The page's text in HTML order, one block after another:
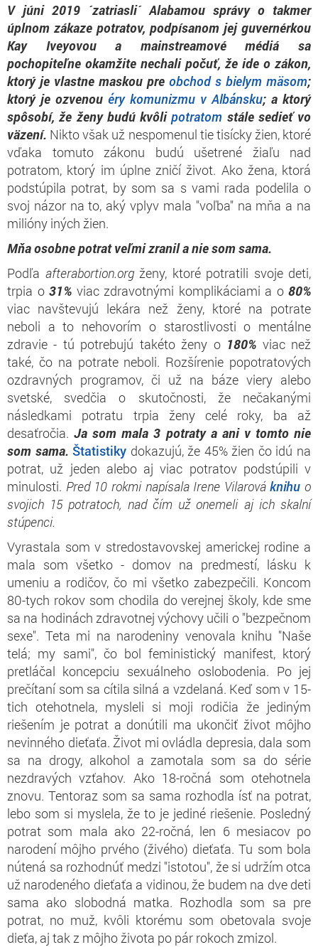
V júni 2019 ´zatriasli´ Alabamou správy o takmer
úplnom zákaze potratov, podpísanom jej guvernérkou
Kay Iveyovou a mainstreamové médiá sa
pochopiteľne okamžite nechali počuť, že ide o zákon,
ktorý je vlastne maskou pre obchod s bielym mäsom;
ktorý je ozvenou éry komunizmu v Albánsku; a ktorý
spôsobí, že ženy budú kvôlipotratom stále sedieť vo
väzení. Nikto však už nespomenul tie tisícky žien, ktoré
vďaka tomuto zákonu budú ušetrené žiaľu nad
potratom, ktorý im úplne zničí život. Ako žena, ktorá
podstúpila potrat, by som sa s vami rada podelila o
svoj názor na to, aký vplyv mala "voľba" na mňa a na
milióny iných žien.
Mňa osobne potrat veľmi zranil a nie som sama.
Podľa afterabortion.orgženy, ktoré potratili svoje deti,
trpia o 31% viac zdravotnými komplikáciami a o 80%
viac navštevujú lekára než ženy, ktoré na potrate
neboli a to nehovorím o starostlivosti o mentálne
zdravie - tú potrebujú takéto ženy o 180% viac než
také, čo na potrate neboli. Rozšírenie popotratových
ozdravných programov, či už na báze viery alebo
svetské, svedčia o skutočnosti, že nečakanými
následkami potratu trpia ženy celé roky, ba až
desaťročia.Ja som mala 3 potraty a ani v tomto nie
som sama. Štatistiky dokazujú, že 45% žien čo idú na
potrat, už jeden alebo aj viac potratov podstúpili v
minulosti. Pred 10 rokmi napísala Irene Vilarováknihu o
svojich 15 potratoch, nad čím už onemeli aj ich skalní
stúpenci.
Vyrastala som v stredostavovskej americkej rodine a
mala som všetko - domov na predmestí, lásku k
umeniu a rodičov, čo mi všetko zabezpečili. Koncom
80-tych rokov som chodila do verejnej školy, kde sme
sa na hodinách zdravotnej výchovy učili o "bezpečnom
sexe". Teta mi na narodeniny venovala knihu "Naše
telá; my sami", čo bol feministický manifest, ktorý
pretláčal koncepciu sexuálneho oslobodenia. Po jej
prečítaní som sa cítila silná a vzdelaná. Keď som v 15-
tich otehotnela, mysleli si moji rodičia že jediným
riešením je potrat a donútili ma ukončiť život môjho
nevinného dieťaťa. Život mi ovládla depresia, dala som
sa na drogy, alkohol a zamotala som sa do série
nezdravých vzťahov. Ako 18-ročná som otehotnela
znovu. Tentoraz som sa sama rozhodla ísť na potrat,
lebo som si myslela, že to je jediné riešenie. Posledný
potrat som mala ako 22-ročná, len 6 mesiacov po
narodení môjho prvého (živého) dieťaťa. Tu som bola
nútená sa rozhodnúť medzi "istotou", že si udržím otca
už narodeného dieťaťa a vidinou, že budem na dve deti
sama ako slobodná matka. Rozhodla som sa pre
potrat, no muž, kvôli ktorému som obetovala svoje
dieťa, aj tak z môjho života po pár rokoch zmizol.